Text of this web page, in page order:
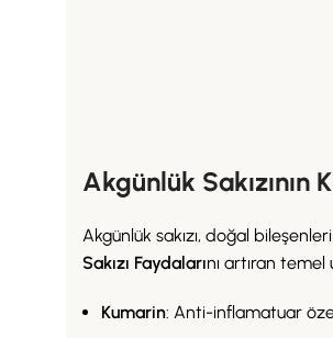
Akgünlük Sakızının
Akgünlük sakızı, doğal
Sakızı Faydalarını artıran
Kumarin: Anti-inflamatuar